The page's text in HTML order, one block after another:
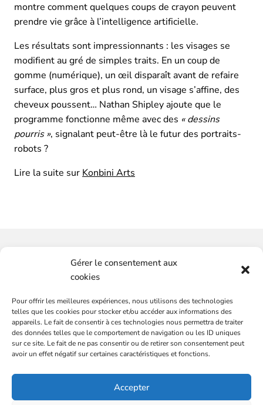
Gérer le consentement aux
cookies
Pour offrir les meilleures expériences, nous utilisons des technologies
telles que les cookies pour stocker et/ou accéder aux informations des
appareils. Le fait de consentir à ces technologies nous permettra de traiter
des données telles que le comportement de navigation ou les ID uniques
sur ce site. Le fait de ne pas consentir ou de retirer son consentement peut
avoir un effet négatif sur certaines caractéristiques et fonctions.
Accepter
SERVICES
Plateformes de marques
Audit communication et commercial
Conseils et stratégies, média et communication
BLOG
montre comment quelques coups de crayon peuvent
prendre vie grâce à l’intelligence artificielle.
Les résultats sont impressionnants : les visages se
modifient au gré de simples traits. En un coup de
gomme (numérique), un œil disparaît avant de refaire
surface, plus gros et plus rond, un visage s’affine, des
cheveux poussent… Nathan Shipley ajoute que le
programme fonctionne même avec des « dessins
pourris », signalant peut-être là le futur des portraits-
robots ?
Lire la suite sur Konbini Arts
Vous souhaitez-avoir plus
d'informations ?
CONTACTEZ-NOUS
Mentions légales